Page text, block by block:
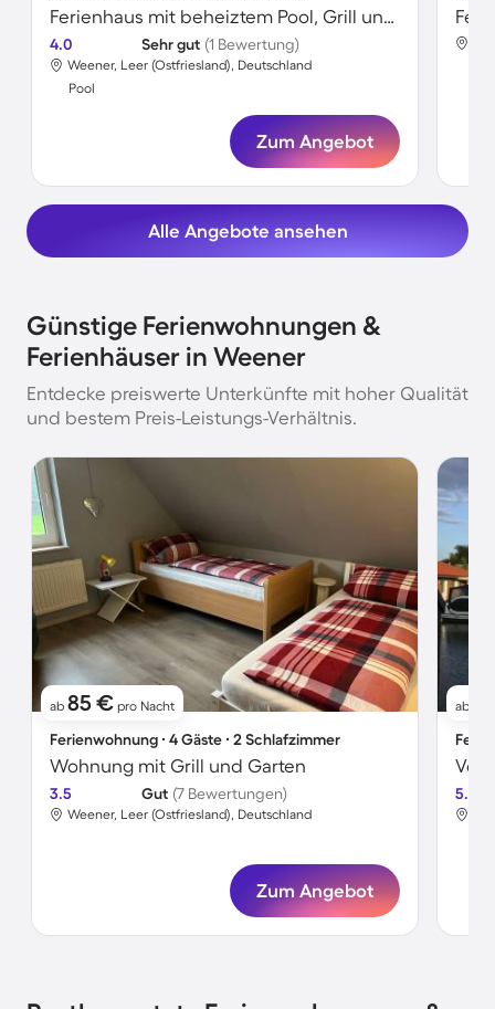
Ferienhaus mit beheiztem Pool, Grill und Garten
4.0 Sehr gut (1 Bewertung)
Weener, Leer (Ostfriesland), Deutschland
Pool
Zum Angebot
Alle Angebote ansehen
Günstige Ferienwohnungen &
Ferienhäuser in Weener
Entdecke preiswerte Unterkünfte mit hoher Qualität
und bestem Preis-Leistungs-Verhältnis.
ab 85 € pro Nacht
Ferienwohnung ∙ 4 Gäste ∙ 2 Schlafzimmer
Wohnung mit Grill und Garten
3.5 Gut (7 Bewertungen)
Weener, Leer (Ostfriesland), Deutschland
Zum Angebot
ab
Voll
5.0